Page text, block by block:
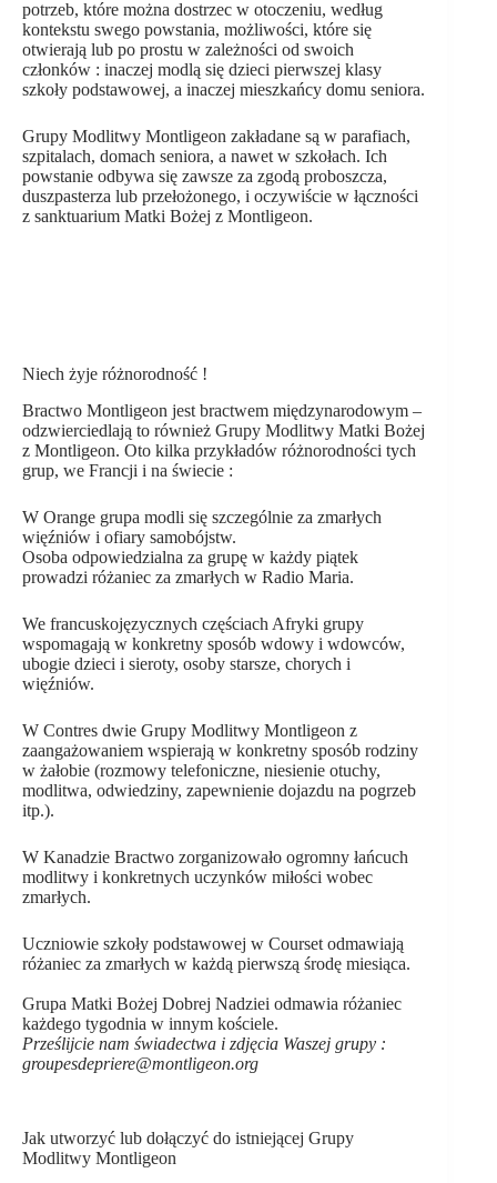
potrzeb, które można dostrzec w otoczeniu, według
kontekstu swego powstania, możliwości, które się
otwierają lub po prostu w zależności od swoich
członków : inaczej modlą się dzieci pierwszej klasy
szkoły podstawowej, a inaczej mieszkańcy domu seniora.
Grupy Modlitwy Montligeon zakładane są w parafiach,
szpitalach, domach seniora, a nawet w szkołach. Ich
powstanie odbywa się zawsze za zgodą proboszcza,
duszpasterza lub przełożonego, i oczywiście w łączności
z sanktuarium Matki Bożej z Montligeon.
Niech żyje różnorodność !
Bractwo Montligeon jest bractwem międzynarodowym –
odzwierciedlają to również Grupy Modlitwy Matki Bożej
z Montligeon. Oto kilka przykładów różnorodności tych
grup, we Francji i na świecie :
W Orange grupa modli się szczególnie za zmarłych
więźniów i ofiary samobójstw.
Osoba odpowiedzialna za grupę w każdy piątek
prowadzi różaniec za zmarłych w Radio Maria.
We francuskojęzycznych częściach Afryki grupy
wspomagają w konkretny sposób wdowy i wdowców,
ubogie dzieci i sieroty, osoby starsze, chorych i
więźniów.
W Contres dwie Grupy Modlitwy Montligeon z
zaangażowaniem wspierają w konkretny sposób rodziny
w żałobie (rozmowy telefoniczne, niesienie otuchy,
modlitwa, odwiedziny, zapewnienie dojazdu na pogrzeb
itp.).
W Kanadzie Bractwo zorganizowało ogromny łańcuch
modlitwy i konkretnych uczynków miłości wobec
zmarłych.
Uczniowie szkoły podstawowej w Courset odmawiają
różaniec za zmarłych w każdą pierwszą środę miesiąca.
Grupa Matki Bożej Dobrej Nadziei odmawia różaniec
każdego tygodnia w innym kościele.
Prześlijcie nam świadectwa i zdjęcia Waszej grupy :
groupesdepriere@montligeon.org
Jak utworzyć lub dołączyć do istniejącej Grupy
Modlitwy Montligeon